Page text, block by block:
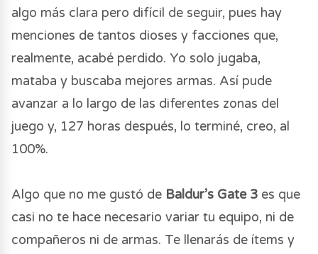
algo más clara pero difícil de seguir, pues hay
menciones de tantos dioses y facciones que,
realmente, acabé perdido. Yo solo jugaba,
mataba y buscaba mejores armas. Así pude
avanzar a lo largo de las diferentes zonas del
juego y, 127 horas después, lo terminé, creo, al
100%.
Algo que no me gustó de Baldur’s Gate 3 es que
casi no te hace necesario variar tu equipo, ni de
compañeros ni de armas. Te llenarás de ítems y